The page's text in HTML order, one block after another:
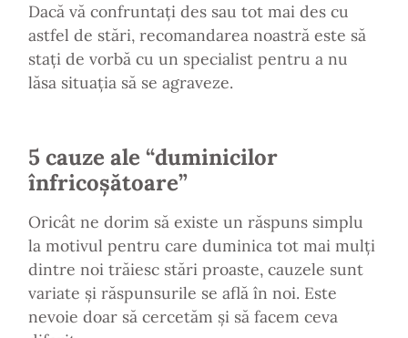
Dacă vă confruntați des sau tot mai des cu
astfel de stări, recomandarea noastră este să
stați de vorbă cu un specialist pentru a nu
lăsa situația să se agraveze.
5 cauze ale “duminicilor
înfricoșătoare”
Oricât ne dorim să existe un răspuns simplu
la motivul pentru care duminica tot mai mulți
dintre noi trăiesc stări proaste, cauzele sunt
variate și răspunsurile se află în noi. Este
nevoie doar să cercetăm și să facem ceva